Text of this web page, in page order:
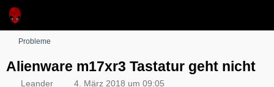
Probleme
Alienware m17xr3 Tastatur geht nicht
Leander 4. März 2018 um 09:05